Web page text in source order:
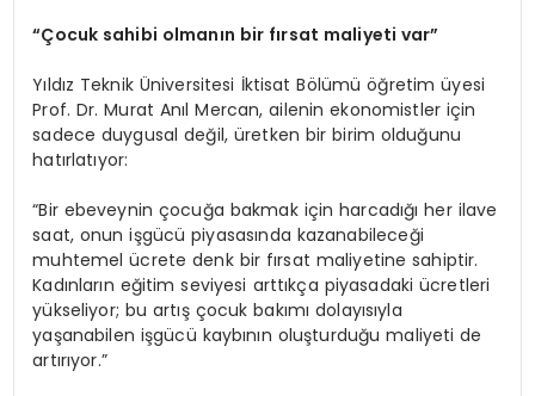
“Çocuk sahibi olmanın bir fırsat maliyeti var”
Yıldız Teknik Üniversitesi İktisat Bölümü öğretim üyesi
Prof. Dr. Murat Anıl Mercan, ailenin ekonomistler için
sadece duygusal değil, üretken bir birim olduğunu
hatırlatıyor:
“Bir ebeveynin çocuğa bakmak için harcadığı her ilave
saat, onun işgücü piyasasında kazanabileceği
muhtemel ücrete denk bir fırsat maliyetine sahiptir.
Kadınların eğitim seviyesi arttıkça piyasadaki ücretleri
yükseliyor; bu artış çocuk bakımı dolayısıyla
yaşanabilen işgücü kaybının oluşturduğu maliyeti de
artırıyor.”